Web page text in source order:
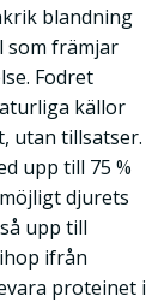
blandning
som främjar
Fodret
källor
utan tillsatser.
upp till 75 %
djurets
upp till
ifrån
proteinet i